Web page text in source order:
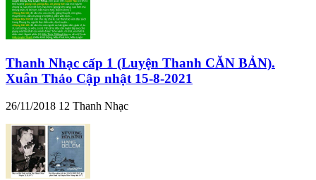
Thanh Nhạc cấp 1 (Luyện Thanh CĂN BẢN).
Xuân Thảo Cập nhật 15-8-2021
26/11/2018 12 Thanh Nhạc